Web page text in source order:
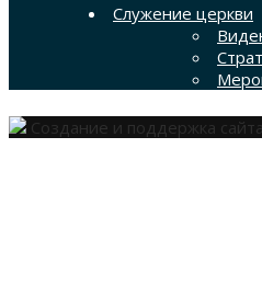
Служение церкви
Создание и поддержка сайта: